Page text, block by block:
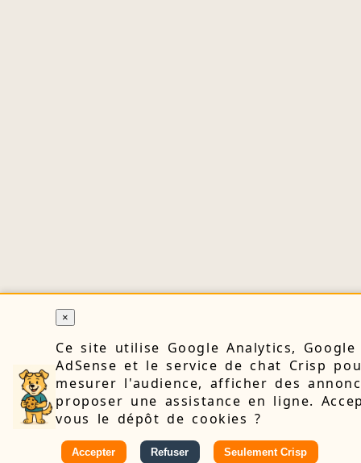
×
Ce site utilise Google Analytics, Google
AdSense et le service de chat Crisp
mesurer l'audience, afficher des
proposer une assistance en ligne.
vous le dépôt de cookies ?
Accepter Refuser Seulement Crisp